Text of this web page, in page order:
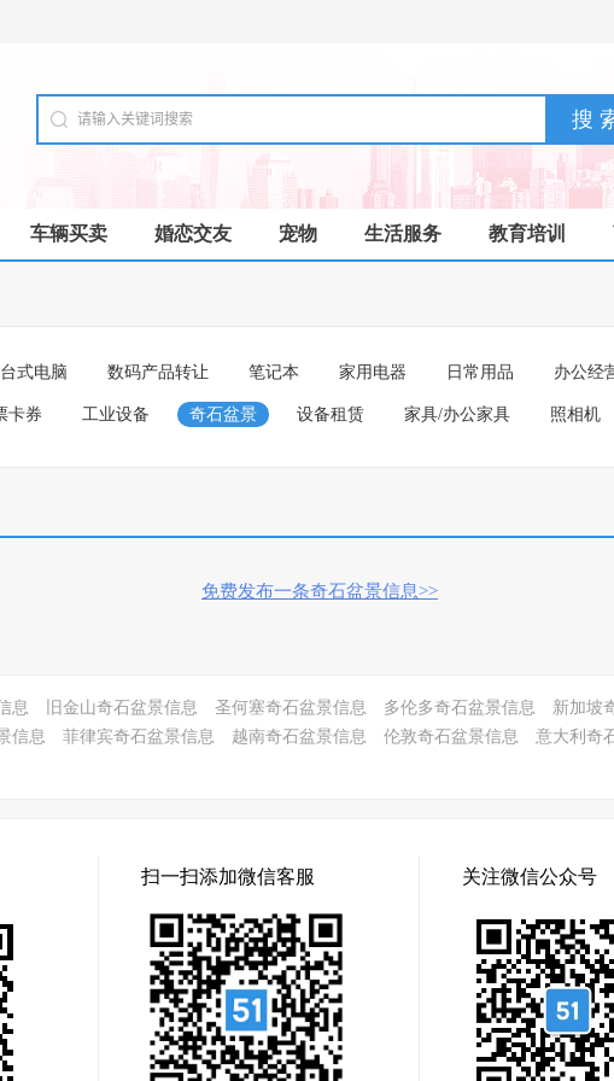
车辆买卖 婚恋交友 宠物 生活服务 教育培训
台式电脑 数码产品转让 笔记本 家用电器 日常用品 办公经
卡券 工业设备 奇石盆景 设备租赁 家具/办公家具 照相机
免费发布一条奇石盆景信息>>
息 旧金山奇石盆景信息 圣何塞奇石盆景信息 多伦多奇石盆景信息 新加坡
信息 菲律宾奇石盆景信息 越南奇石盆景信息 伦敦奇石盆景信息 意大利奇
扫一扫添加微信客服 关注微信公众号